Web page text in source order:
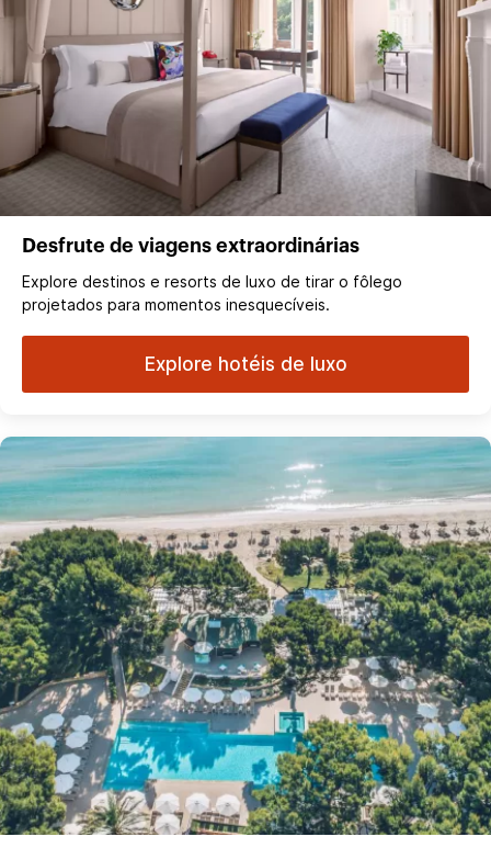
Desfrute de viagens extraordinárias
Explore destinos e resorts de luxo de tirar o fôlego
projetados para momentos inesquecíveis.
Explore hotéis de luxo